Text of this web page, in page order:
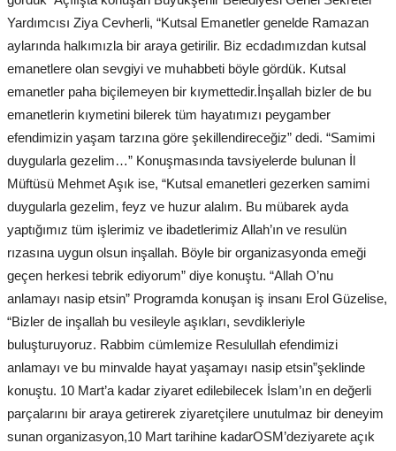
Yardımcısı Ziya Cevherli, “Kutsal Emanetler genelde Ramazan
aylarında halkımızla bir araya getirilir. Biz ecdadımızdan kutsal
emanetlere olan sevgiyi ve muhabbeti böyle gördük. Kutsal
emanetler paha biçilemeyen bir kıymettedir.İnşallah bizler de bu
emanetlerin kıymetini bilerek tüm hayatımızı peygamber
efendimizin yaşam tarzına göre şekillendireceğiz” dedi. “Samimi
duygularla gezelim…” Konuşmasında tavsiyelerde bulunan İl
Müftüsü Mehmet Aşık ise, “Kutsal emanetleri gezerken samimi
duygularla gezelim, feyz ve huzur alalım. Bu mübarek ayda
yaptığımız tüm işlerimiz ve ibadetlerimiz Allah’ın ve resulün
rızasına uygun olsun inşallah. Böyle bir organizasyonda emeği
geçen herkesi tebrik ediyorum” diye konuştu. “Allah O’nu
anlamayı nasip etsin” Programda konuşan iş insanı Erol Güzelise,
“Bizler de inşallah bu vesileyle aşıkları, sevdikleriyle
buluşturuyoruz. Rabbim cümlemize Resulullah efendimizi
anlamayı ve bu minvalde hayat yaşamayı nasip etsin”şeklinde
konuştu. 10 Mart’a kadar ziyaret edilebilecek İslam’ın en değerli
parçalarını bir araya getirerek ziyaretçilere unutulmaz bir deneyim
sunan organizasyon,10 Mart tarihine kadarOSM’deziyarete açık